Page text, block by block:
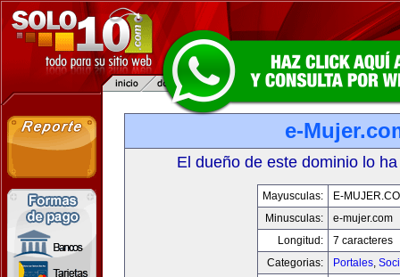
e-
El dueño de este dominio lo
Mayusculas:
E-
Minusculas:
e-mujer.com
Longitud:
7 caracteres
Categorias:
Portales,